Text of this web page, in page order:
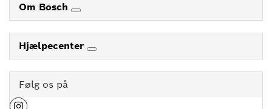
Om Bosch
Hjælpecenter
Følg os på